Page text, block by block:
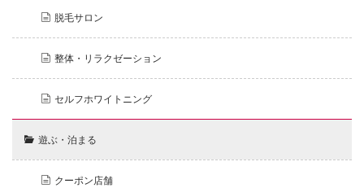
脱毛サロン
整体・リラクゼーション
セルフホワイトニング
遊ぶ・泊まる
クーポン店舗